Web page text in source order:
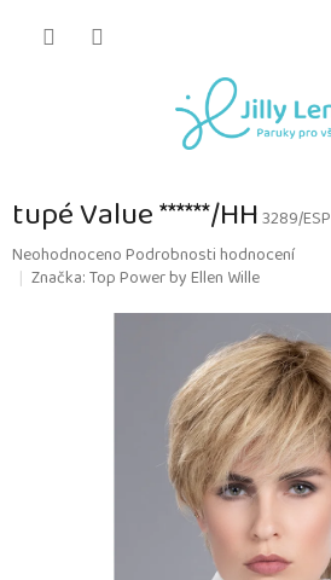
tupé Value ******/HH3289/ESP
Průměrné
hodnocení
NeohodnocenoPodrobnosti hodnocení
Značka:Top Power by Ellen Wille